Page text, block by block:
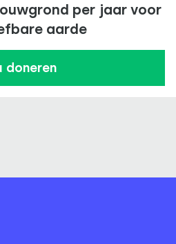
per jaar voor
aarde
doneren